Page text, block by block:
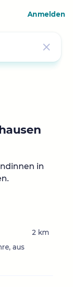
in
aus
2 km
Anmelden